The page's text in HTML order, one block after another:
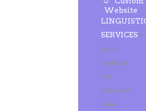
Website
SERVICESA
highly
qualified
and
dedicated
team